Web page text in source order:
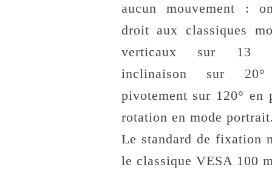
aucun mouvement :
droit aux classiques
verticaux sur 13
inclinaison sur
pivotement sur 120° en
rotation en mode
Le standard de fixation
le classique VESA 100